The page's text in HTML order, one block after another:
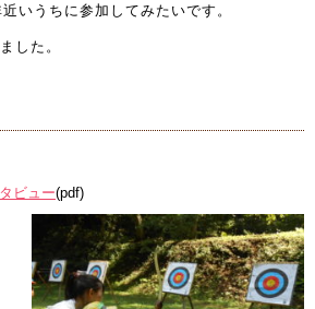
いうちに参加してみたいです。
した。
ビュー(pdf)